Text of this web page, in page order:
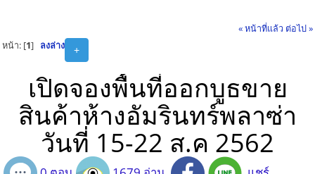
« หน้าที่แล้ว ต่อไป »
+
หน้า: [1] ลงล่าง
เปิดจองพื้นที่ออกบูธขาย
สินค้าห้างอัมรินทร์พลาซ่า
วันที่ 15-22 ส.ค 2562